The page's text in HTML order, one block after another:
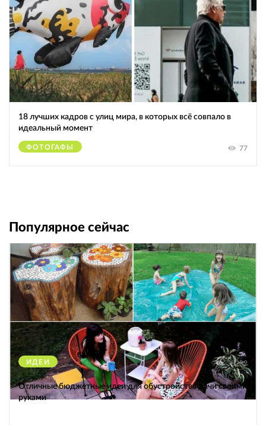
18 лучших кадров с улиц мира, в которых всё совпало в
идеальный момент
ФОТОГАФЫ 77
Популярное сейчас
ИДЕИ 38282
Отличные бюджетные идеи для обустройства дачи своими
руками